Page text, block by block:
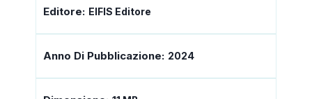
Editore: EIFIS Editore
Anno Di Pubblicazione: 2024